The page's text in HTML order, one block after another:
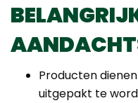
Producten
uitgepakt te